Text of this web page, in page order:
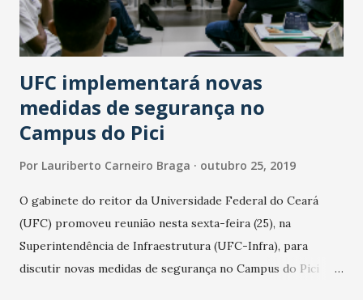
carbonatação da estrutura, processo físico-químico
resultante da interação entre gases da atmosfera com o...
UFC implementará novas
medidas de segurança no
Campus do Pici
Por Lauriberto Carneiro Braga outubro 25, 2019
O gabinete do reitor da Universidade Federal do Ceará
(UFC) promoveu reunião nesta sexta-feira (25), na
Superintendência de Infraestrutura (UFC-Infra), para
discutir novas medidas de segurança no Campus do Pici